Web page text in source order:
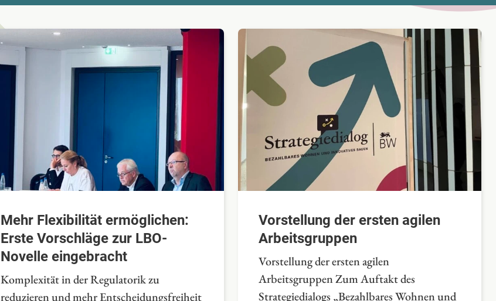
Mehr Flexibilität ermöglichen:
Erste Vorschläge zur LBO-
Novelle eingebracht
Komplexität in der Regulatorik zu
reduzieren und mehr Entscheidungsfreiheit
Vorstellung der ersten agilen
Arbeitsgruppen
Vorstellung der ersten agilen
Arbeitsgruppen Zum Auftakt des
Strategiedialogs „Bezahlbares Wohnen und